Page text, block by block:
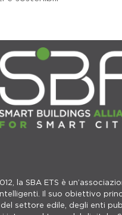
la SBA ETS è
Il suo obiettivo
settore edile, degli enti